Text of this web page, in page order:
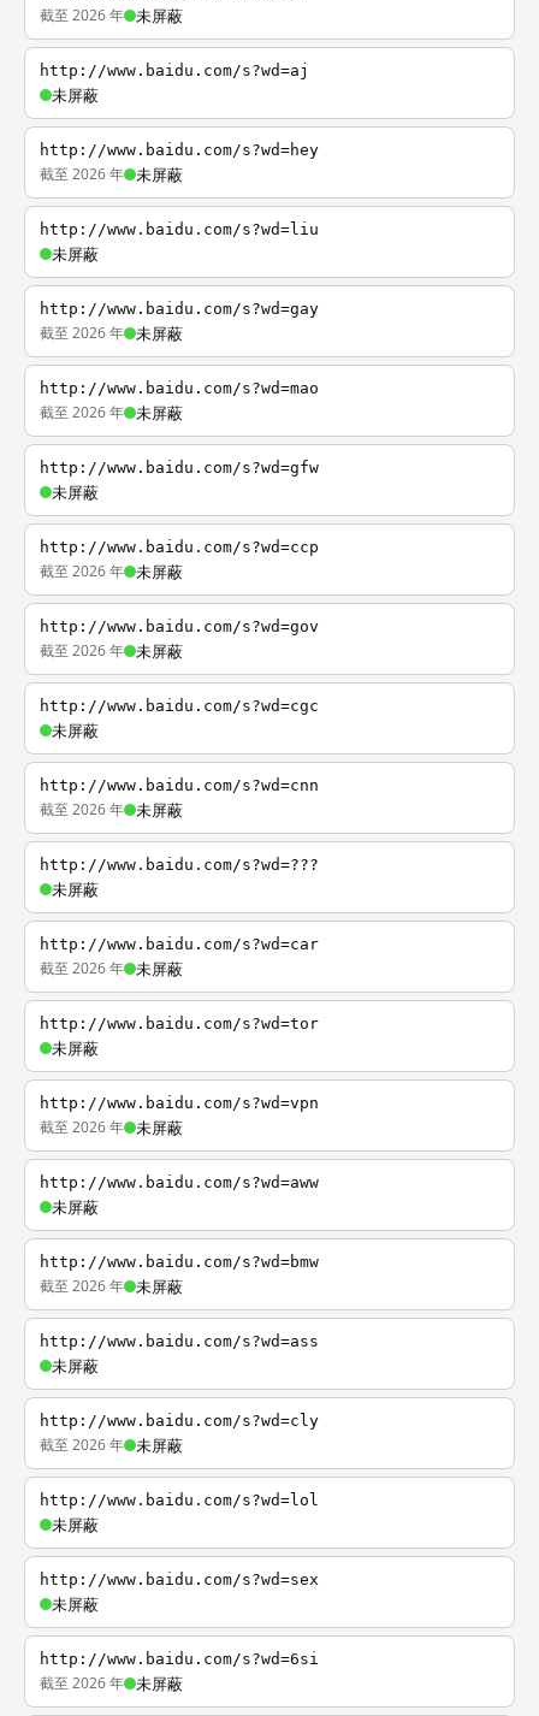
截至 2026 年 未屏蔽
http://www.baidu.com/s?wd=aj
未屏蔽
http://www.baidu.com/s?wd=hey
截至 2026 年 未屏蔽
http://www.baidu.com/s?wd=liu
未屏蔽
http://www.baidu.com/s?wd=gay
截至 2026 年 未屏蔽
http://www.baidu.com/s?wd=mao
截至 2026 年 未屏蔽
http://www.baidu.com/s?wd=gfw
未屏蔽
http://www.baidu.com/s?wd=ccp
截至 2026 年 未屏蔽
http://www.baidu.com/s?wd=gov
截至 2026 年 未屏蔽
http://www.baidu.com/s?wd=cgc
未屏蔽
http://www.baidu.com/s?wd=cnn
截至 2026 年 未屏蔽
http://www.baidu.com/s?wd=???
未屏蔽
http://www.baidu.com/s?wd=car
截至 2026 年 未屏蔽
http://www.baidu.com/s?wd=tor
未屏蔽
http://www.baidu.com/s?wd=vpn
截至 2026 年 未屏蔽
http://www.baidu.com/s?wd=aww
未屏蔽
http://www.baidu.com/s?wd=bmw
截至 2026 年 未屏蔽
http://www.baidu.com/s?wd=ass
未屏蔽
http://www.baidu.com/s?wd=cly
截至 2026 年 未屏蔽
http://www.baidu.com/s?wd=lol
未屏蔽
http://www.baidu.com/s?wd=sex
未屏蔽
http://www.baidu.com/s?wd=6si
截至 2026 年 未屏蔽